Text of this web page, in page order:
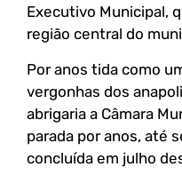
Executivo Municipal,
região central do
Por anos tida como
vergonhas dos
abrigaria a Câmara
parada por anos, até
concluída em julho